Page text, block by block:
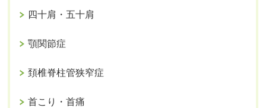
四十肩・五十肩
顎関節症
頚椎脊柱管狭窄症
首こり・首痛